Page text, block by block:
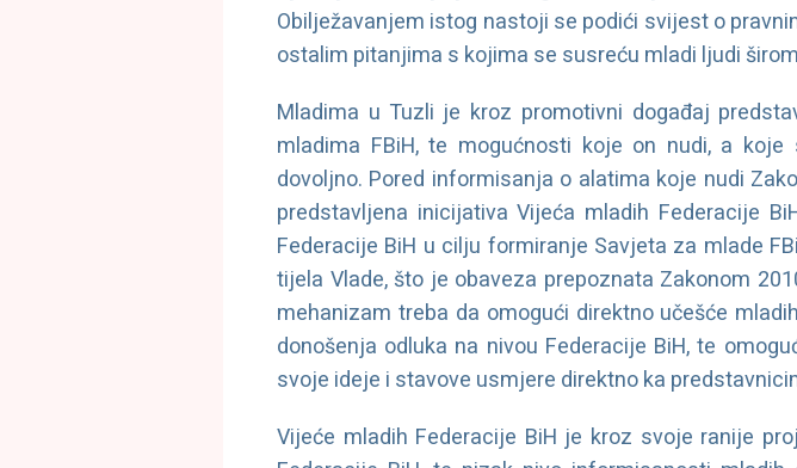
Obilježavanjem istog nastoji se podići svijest o
ostalim pitanjima s kojima se susreću mladi ljudi
Mladima u Tuzli je kroz promotivni događaj
mladima FBiH, te mogućnosti koje on nudi, a
dovoljno. Pored informisanja o alatima koje nudi
predstavljena inicijativa Vijeća mladih Federacije
Federacije BiH u cilju formiranje Savjeta za mlade
tijela Vlade, što je obaveza prepoznata Zakonom
mehanizam treba da omogući direktno učešće
donošenja odluka na nivou Federacije BiH, te
svoje ideje i stavove usmjere direktno ka
Vijeće mladih Federacije BiH je kroz svoje ranije